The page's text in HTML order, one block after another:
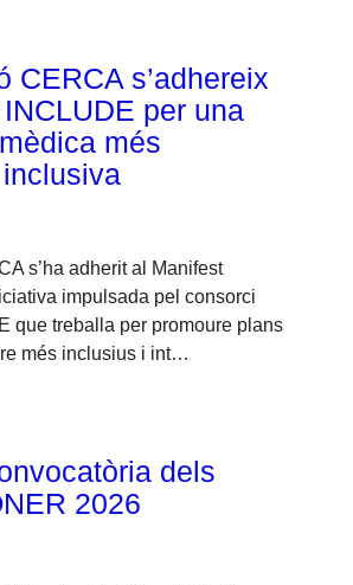
CERCA s’adhereix
per una
més
s’ha adherit al Manifest
impulsada pel consorci
que treballa per promoure plans
més inclusius i int…
dels
2026